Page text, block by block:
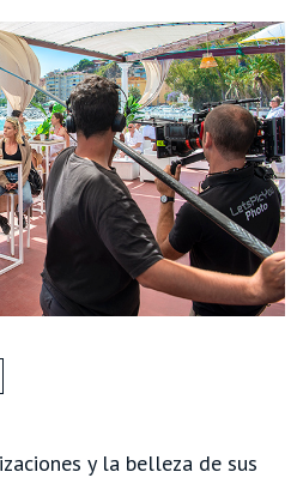
y la belleza de sus